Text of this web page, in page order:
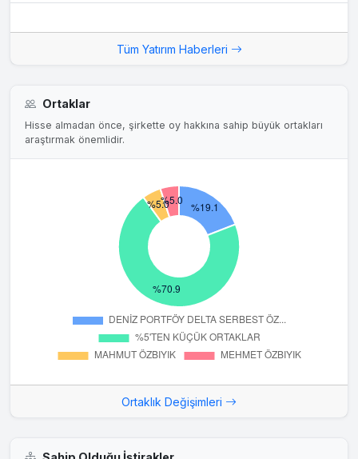
Tüm Yatırım Haberleri
Ortaklar
Hisse almadan önce, şirkette oy hakkına sahip büyük ortakları
araştırmak önemlidir.
Ortaklık Değişimleri